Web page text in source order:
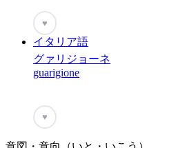
♥
イタリア語
グァリジョーネ
guarigione
♥